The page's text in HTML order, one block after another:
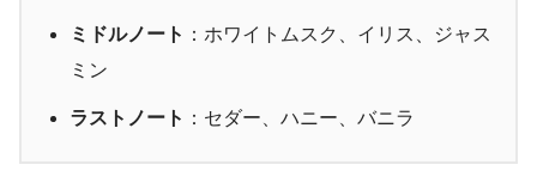
ミドルノート ：ホワイトムスク、イリス、ジャス
ミン
ラストノート ：セダー、ハニー、バニラ